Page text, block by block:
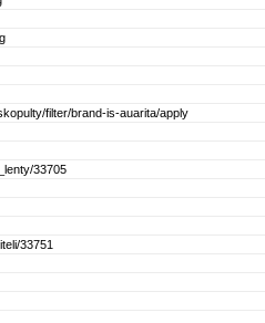
filter/brand-is-auarita/apply
33705
33751